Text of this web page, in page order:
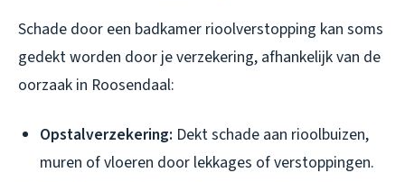
Schade door een badkamer rioolverstopping kan soms
gedekt worden door je verzekering, afhankelijk van de
oorzaak in Roosendaal:
Opstalverzekering: Dekt schade aan rioolbuizen,
muren of vloeren door lekkages of verstoppingen.